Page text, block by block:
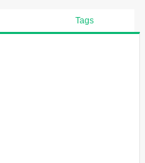
Tags